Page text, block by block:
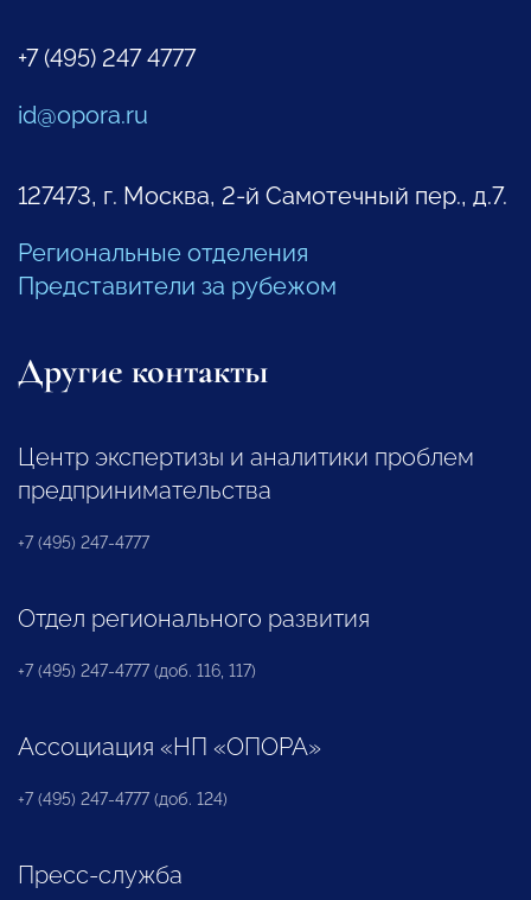
+7 (495) 247 4777
id@opora.ru
127473, г. Москва, 2-й Самотечный пер., д.7.
Региональные отделения
Представители за рубежом
Другие контакты
Центр экспертизы и аналитики проблем
предпринимательства
+7 (495) 247-4777
Отдел регионального развития
+7 (495) 247-4777 (доб. 116, 117)
Ассоциация «НП «ОПОРА»
+7 (495) 247-4777 (доб. 124)
Пресс-служба